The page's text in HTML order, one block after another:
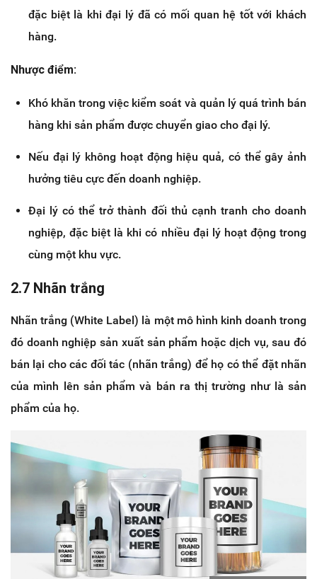
đặc biệt là khi đại lý đã có mối quan hệ tốt với khách
hàng.
Nhược điểm:
Khó khăn trong việc kiểm soát và quản lý quá trình bán
hàng khi sản phẩm được chuyển giao cho đại lý.
Nếu đại lý không hoạt động hiệu quả, có thể gây ảnh
hưởng tiêu cực đến doanh nghiệp.
Đại lý có thể trở thành đối thủ cạnh tranh cho doanh
nghiệp, đặc biệt là khi có nhiều đại lý hoạt động trong
cùng một khu vực.
2.7 Nhãn trắng
Nhãn trắng (White Label) là một mô hình kinh doanh trong
đó doanh nghiệp sản xuất sản phẩm hoặc dịch vụ, sau đó
bán lại cho các đối tác (nhãn trắng) để họ có thể đặt nhãn
của mình lên sản phẩm và bán ra thị trường như là sản
phẩm của họ.